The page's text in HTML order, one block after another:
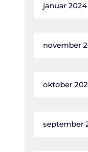
januar 2024
november
oktober
september